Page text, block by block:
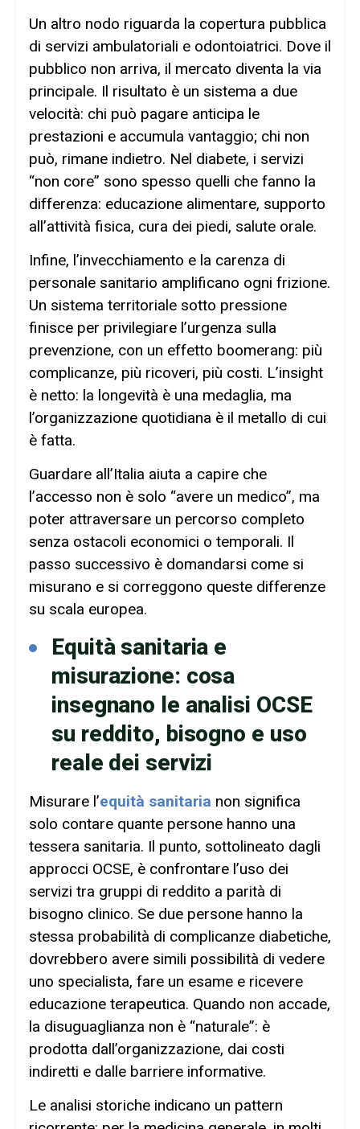
Un altro nodo riguarda la copertura pubblica
di servizi ambulatoriali e odontoiatrici. Dove il
pubblico non arriva, il mercato diventa la via
principale. Il risultato è un sistema a due
velocità: chi può pagare anticipa le
prestazioni e accumula vantaggio; chi non
può, rimane indietro. Nel diabete, i servizi
“non core” sono spesso quelli che fanno la
differenza: educazione alimentare, supporto
all’attività fisica, cura dei piedi, salute orale.
Infine, l’invecchiamento e la carenza di
personale sanitario amplificano ogni frizione.
Un sistema territoriale sotto pressione
finisce per privilegiare l’urgenza sulla
prevenzione, con un effetto boomerang: più
complicanze, più ricoveri, più costi. L’insight
è netto: la longevità è una medaglia, ma
l’organizzazione quotidiana è il metallo di cui
è fatta.
Guardare all’Italia aiuta a capire che
l’accesso non è solo “avere un medico”, ma
poter attraversare un percorso completo
senza ostacoli economici o temporali. Il
passo successivo è domandarsi come si
misurano e si correggono queste differenze
su scala europea.
Equità sanitaria e
misurazione: cosa
insegnano le analisi OCSE
su reddito, bisogno e uso
reale dei servizi
Misurare l’equità sanitaria non significa
solo contare quante persone hanno una
tessera sanitaria. Il punto, sottolineato dagli
approcci OCSE, è confrontare l’uso dei
servizi tra gruppi di reddito a parità di
bisogno clinico. Se due persone hanno la
stessa probabilità di complicanze diabetiche,
dovrebbero avere simili possibilità di vedere
uno specialista, fare un esame e ricevere
educazione terapeutica. Quando non accade,
la disuguaglianza non è “naturale”: è
prodotta dall’organizzazione, dai costi
indiretti e dalle barriere informative.
Le analisi storiche indicano un pattern